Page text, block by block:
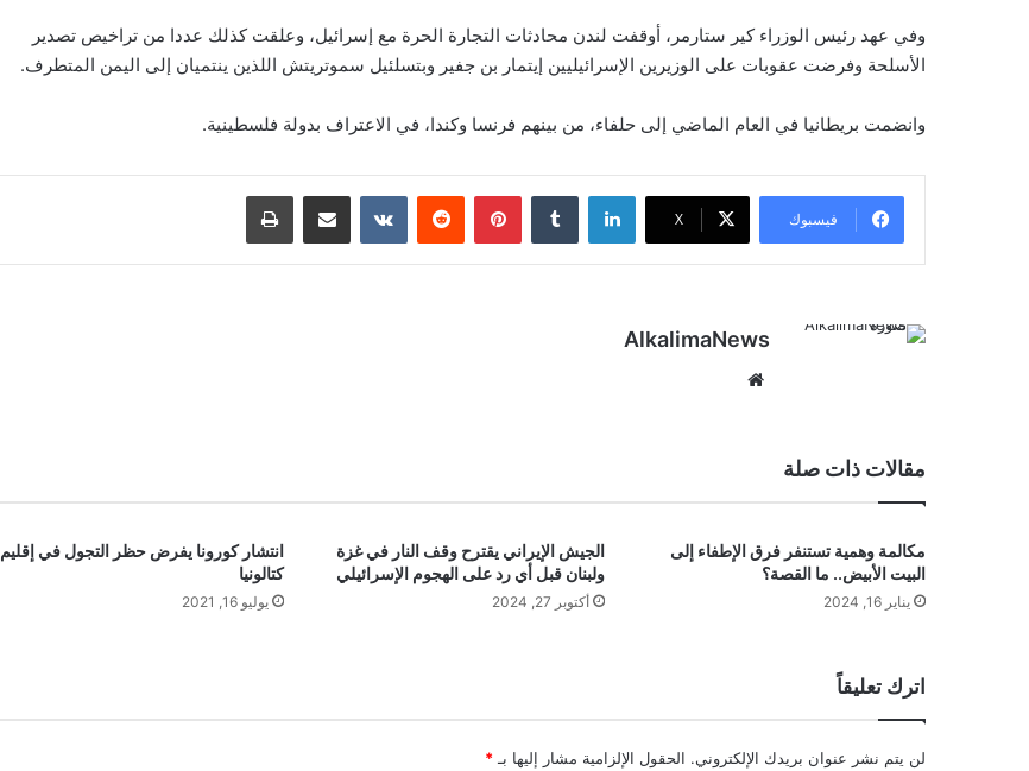
وفي عهد رئيس الوزراء كير ستارمر، أوقفت لندن محادثات التجارة الحرة مع إسرائيل، وعلقت كذلك عددا من تراخيص تصدير
الأسلحة وفرضت عقوبات على الوزيرين الإسرائيليين إيتمار بن جفير وبتسلئيل سموتريتش اللذين ينتميان إلى اليمن المتطرف.
وانضمت بريطانيا في العام الماضي إلى حلفاء، من بينهم فرنسا وكندا، في الاعتراف بدولة فلسطينية.
فيسبوك ‫X
لينكدإن بينتيريست
AlkalimaNews
مقالات ذات صلة
مكالمة وهمية تستنفر فرق الإطفاء إلى
البيت الأبيض.. ما القصة؟
يناير 16, 2024
الجيش الإيراني يقترح وقف النار في غزة
ولبنان قبل أي رد على الهجوم الإسرائيلي
أكتوبر 27, 2024
انتشار كورونا يفرض حظر التجول في إقليم
كتالونيا
يوليو 16, 2021
اترك تعليقاً
لن يتم نشر عنوان بريدك الإلكتروني. الحقول الإلزامية مشار إليها بـ *